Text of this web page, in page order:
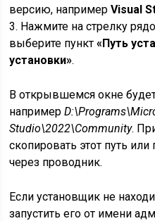
версию, напримерVisual
3. Нажмите на стрелку
выберите пункт«Путь
установки».
В открывшемся окне
например
Studio\2022\Community.
скопировать этот путь
через проводник.
Если установщик не
запустить его от имени